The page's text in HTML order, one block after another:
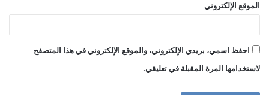
الموقع الإلكتروني
احفظ اسمي، بريدي الإلكتروني، والموقع الإلكتروني في هذا المتصفح
لاستخدامها المرة المقبلة في تعليقي.